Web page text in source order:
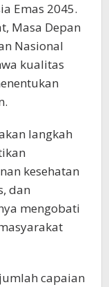
Emas 2045.
Masa Depan
Nasional
kualitas
langkah
kesehatan
dan
mengobati
capaian